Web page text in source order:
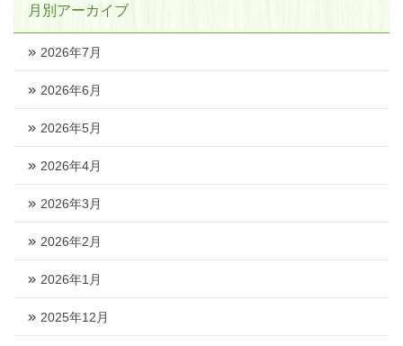
月別アーカイブ
2026年7月
2026年6月
2026年5月
2026年4月
2026年3月
2026年2月
2026年1月
2025年12月